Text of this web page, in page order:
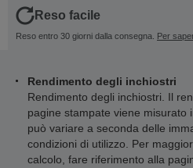
Reso facile
Reso entro 30 giorni dalla consegna. Per
Rendimento degli inchiostri
Rendimento degli inchiostri. Il
pagine stampate viene misurato
può variare a seconda delle
condizioni di utilizzo. Per
calcolo, fare riferimento alla